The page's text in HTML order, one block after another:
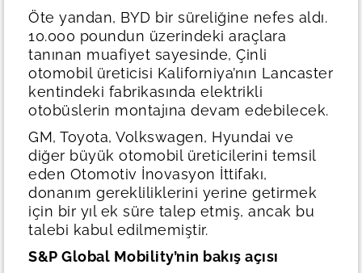
Öte yandan, BYD bir süreliğine nefes aldı.
10.000 poundun üzerindeki araçlara
tanınan muafiyet sayesinde, Çinli
otomobil üreticisi Kaliforniya’nın Lancaster
kentindeki fabrikasında elektrikli
otobüslerin montajına devam edebilecek.
GM, Toyota, Volkswagen, Hyundai ve
diğer büyük otomobil üreticilerini temsil
eden Otomotiv İnovasyon İttifakı,
donanım gerekliliklerini yerine getirmek
için bir yıl ek süre talep etmiş, ancak bu
talebi kabul edilmemiştir.
S&P Global Mobility’nin bakış açısı